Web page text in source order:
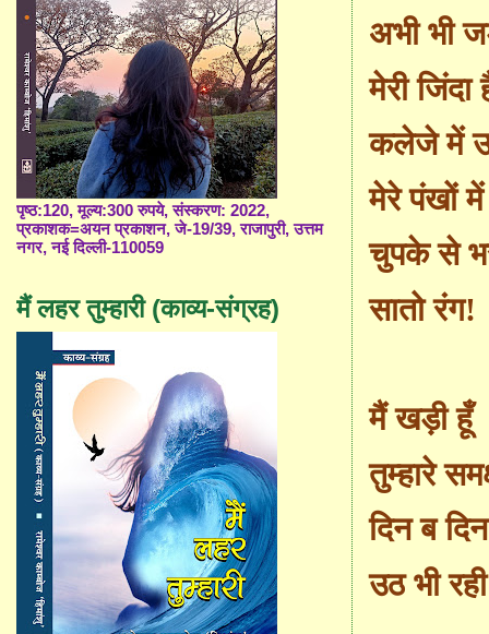
अभी भी
मेरी जिंदा
कलेजे में
मेरे पंखों
चुपके से
सातो रंग!
मैं खड़ी हूँ
तुम्हारे
दिन ब
उठ भी
पृष्ठ:120, मूल्य:300 रुपये, संस्करण: 2022,
प्रकाशक=अयन प्रकाशन, जे-19/39, राजापुरी, उत्तम
नगर, नई दिल्ली-110059
मैं लहर तुम्हारी (काव्य-संग्रह)